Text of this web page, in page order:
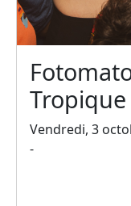
Tropique
Vendredi, 3
-